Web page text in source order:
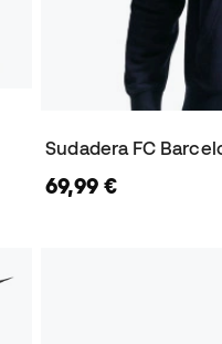
Sudadera FC
69,99 €